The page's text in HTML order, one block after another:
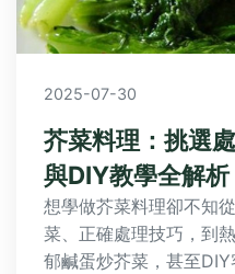
2025-07-30
芥菜料理：挑選
與DIY教學全解析
想學做芥菜料理卻不知
菜、正確處理技巧，到
郁鹹蛋炒芥菜，甚至